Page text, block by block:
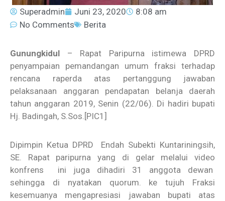
Superadmin Juni 23, 2020
8:08 am
No Comments
Berita
Gunungkidul – Rapat Paripurna istimewa DPRD
penyampaian pemandangan umum fraksi terhadap
rencana raperda atas pertanggung jawaban
pelaksanaan anggaran pendapatan belanja daerah
tahun anggaran 2019, Senin (22/06). Di hadiri bupati
Hj. Badingah, S.Sos. [PIC1]
Dipimpin Ketua DPRD Endah Subekti Kuntariningsih,
SE. Rapat paripurna yang di gelar melalui video
konfrens ini juga dihadiri 31 anggota dewan
sehingga di nyatakan quorum. ke tujuh Fraksi
kesemuanya mengapresiasi jawaban bupati atas